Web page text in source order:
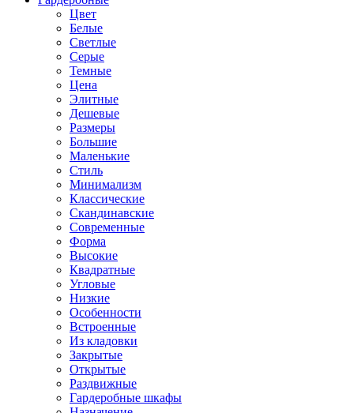
Цвет
Белые
Светлые
Серые
Темные
Цена
Элитные
Дешевые
Размеры
Большие
Маленькие
Стиль
Минимализм
Классические
Скандинавские
Современные
Форма
Высокие
Квадратные
Угловые
Низкие
Особенности
Встроенные
Из кладовки
Закрытые
Открытые
Раздвижные
Гардеробные шкафы